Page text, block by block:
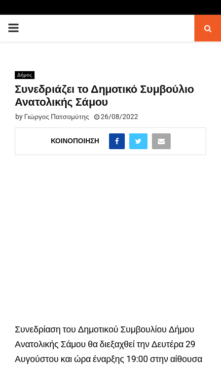
PRIMARY
Δήμος
Συνεδριάζει το Δημοτικό Συμβούλιο
Ανατολικής Σάμου
by Γιώργος Πατσομύτης 26/08/2022
ΚΟΙΝΟΠΟΊΗΣΗ
Συνεδρίαση του Δημοτικού Συμβουλίου Δήμου
Ανατολικής Σάμου θα διεξαχθεί την Δευτέρα 29
Αυγούστου και ώρα έναρξης 19:00 στην αίθουσα